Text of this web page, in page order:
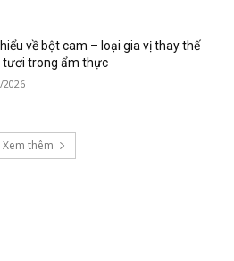
về bột cam – loại gia vị thay thế
tươi trong ẩm thực
2026
Xem thêm